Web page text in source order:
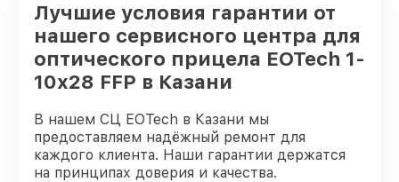
Лучшие условия гарантии от
нашего сервисного центра для
оптического прицела EOTech 1-
10x28 FFP в Казани
В нашем СЦ EOTech в Казани мы
предоставляем надёжный ремонт для
каждого клиента. Наши гарантии держатся
на принципах доверия и качества.